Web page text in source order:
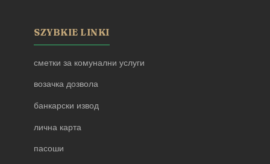
SZYBKIE LINKI
сметки за комунални услуги
возачка дозвола
банкарски извод
лична карта
пасоши